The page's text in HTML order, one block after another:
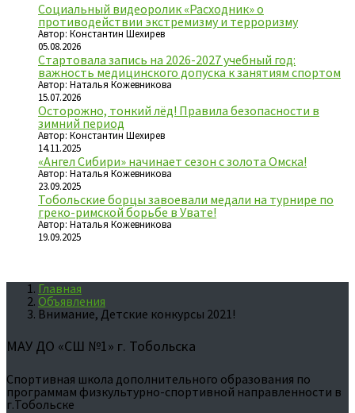
Социальный видеоролик «Расходник» о
противодействии экстремизму и терроризму
Автор: Константин Шехирев
05.08.2026
Стартовала запись на 2026-2027 учебный год:
важность медицинского допуска к занятиям спортом
Автор: Наталья Кожевникова
15.07.2026
Осторожно, тонкий лёд! Правила безопасности в
зимний период
Автор: Константин Шехирев
14.11.2025
«Ангел Сибири» начинает сезон с золота Омска!
Автор: Наталья Кожевникова
23.09.2025
Тобольские борцы завоевали медали на турнире по
греко-римской борьбе в Увате!
Автор: Наталья Кожевникова
19.09.2025
Главная
Объявления
Внимание, Детские конкурсы 2021!
МАУ ДО «СШ №1» г. Тобольска
Спортивная школа дополнительного образования по
программам физкультурно-спортивной направленности в
г.Тобольске